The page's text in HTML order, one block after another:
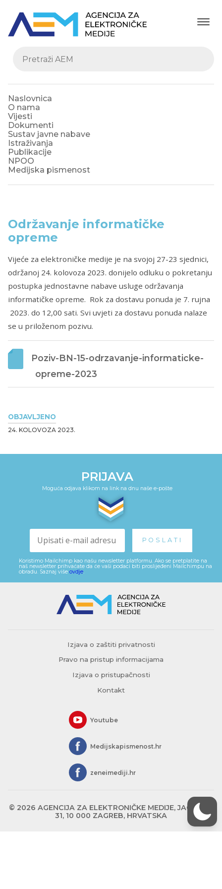
Naslovnica
O nama
Vijesti
Dokumenti
Sustav javne nabave
Istraživanja
Publikacije
NPOO
Medijska pismenost
OBJAVLJENO
24. KOLOVOZA 2023.
Održavanje informatičke
opreme
Vijeće za elektroničke medije je na svojoj 27-23 sjednici,
održanoj 24. kolovoza 2023. donijelo odluku o pokretanju
postupka jednostavne nabave usluge održavanja
informatičke opreme. Rok za dostavu ponuda je 7. rujna
2023. do 12,00 sati. Svi uvjeti za dostavu ponuda nalaze
se u priloženom pozivu.
Poziv-BN-15-odrzavanje-informaticke-
opreme-2023
PRIJAVA
Moguća odjava klikom na link na dnu naše e-pošte
Koristimo Mailchimp kao našu newsletter platformu. Ako se pretplatite na
naš newsletter prihvaćate da će vaši podaci biti proslijeđeni Mailchimpu na
obradu. Saznaj više ovdje.
Izjava o zaštiti privatnosti
Pravo na pristup informacijama
Izjava o pristupačnosti
Kontakt
Youtube
Medijskapismenost.hr
zeneimediji.hr
© 2026 AGENCIJA ZA ELEKTRONIČKE MEDIJE, JAGIĆEVA
31, 10 000 ZAGREB, HRVATSKA